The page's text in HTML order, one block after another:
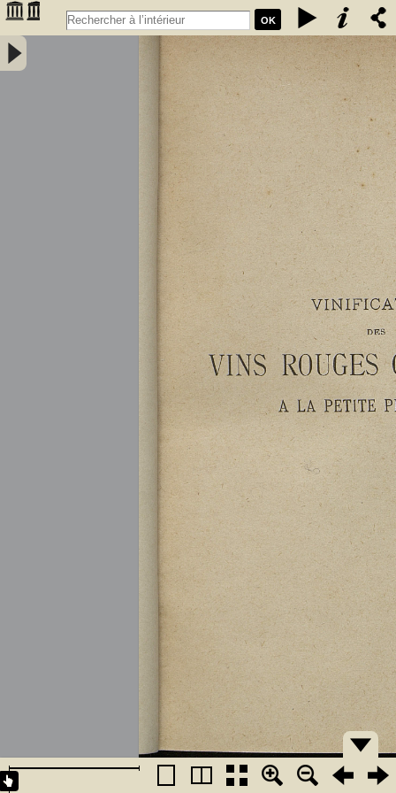
OK
Vinification des vins rouges ordinaires à la petite propriété : extrait
des conférences faites à l'Association des anciens élèves de l'école
communale de Portet (Haute-Garonne) / par A. Lacassagne,... -